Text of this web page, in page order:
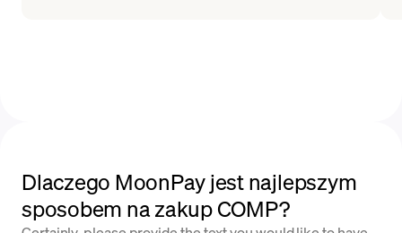
Dlaczego MoonPay jest najlepszym
sposobem na zakup COMP?